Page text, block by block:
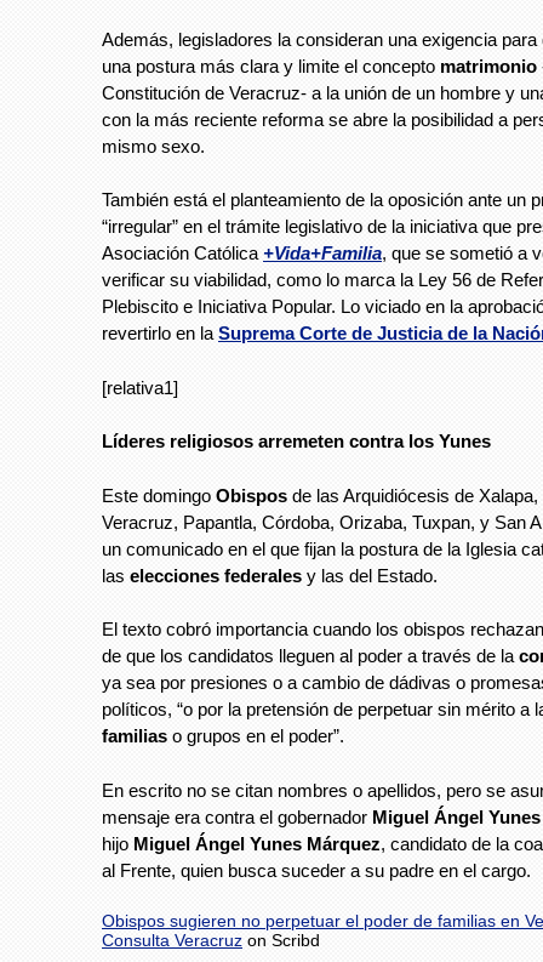
Además, legisladores la consideran una exigencia
una postura más clara y limite el concepto matrimonio
Constitución de Veracruz- a la unión de un hombre y
con la más reciente reforma se abre la posibilidad a
mismo sexo.
También está el planteamiento de la oposición ante un
“irregular” en el trámite legislativo de la iniciativa que
Asociación Católica +Vida+Familia, que se sometió a
verificar su viabilidad, como lo marca la Ley 56 de
Plebiscito e Iniciativa Popular. Lo viciado en la
revertirlo en la Suprema Corte de Justicia de la
[relativa1]
Líderes religiosos arremeten contra los Yunes
Este domingo Obispos de las Arquidiócesis de
Veracruz, Papantla, Córdoba, Orizaba, Tuxpan, y San
un comunicado en el que fijan la postura de la Iglesia
las elecciones federales y las del Estado.
El texto cobró importancia cuando los obispos
de que los candidatos lleguen al poder a través de la
ya sea por presiones o a cambio de dádivas o
políticos, “o por la pretensión de perpetuar sin mérito a
familias o grupos en el poder”.
En escrito no se citan nombres o apellidos, pero se
mensaje era contra el gobernador Miguel Ángel
hijo Miguel Ángel Yunes Márquez, candidato de la
al Frente, quien busca suceder a su padre en el cargo.
Obispos sugieren no perpetuar el poder de familias en
Consulta Veracruz on Scribd